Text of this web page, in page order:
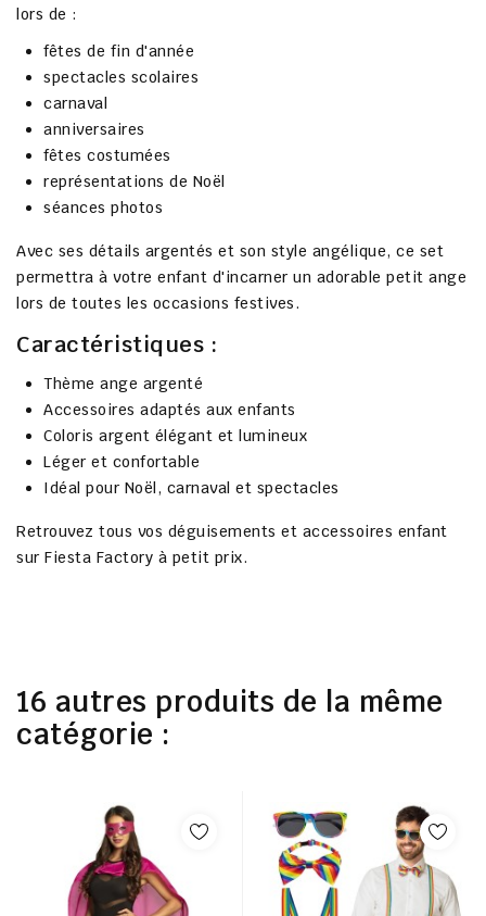
lors de :
fêtes de fin d'année
spectacles scolaires
carnaval
anniversaires
fêtes costumées
représentations de Noël
séances photos
Avec ses détails argentés et son style angélique, ce set
permettra à votre enfant d'incarner un adorable petit ange
lors de toutes les occasions festives.
Caractéristiques :
Thème ange argenté
Accessoires adaptés aux enfants
Coloris argent élégant et lumineux
Léger et confortable
Idéal pour Noël, carnaval et spectacles
Retrouvez tous vos déguisements et accessoires enfant
sur Fiesta Factory à petit prix.
16 autres produits de la même
catégorie :